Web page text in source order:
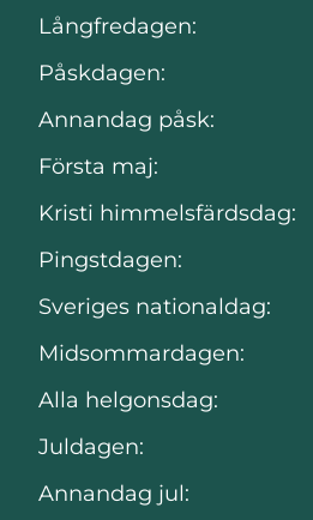
Långfredagen:
Påskdagen:
Annandag påsk:
Första maj:
Kristi himmelsfärdsdag:
Pingstdagen:
Sveriges nationaldag:
Midsommardagen:
Alla helgonsdag:
Juldagen:
Annandag jul: